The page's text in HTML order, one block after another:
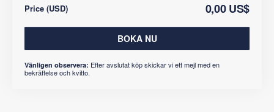
Price (USD) 0,00 US$
BOKA NU
Vänligen observera: Efter avslutat köp skickar vi ett mejl med en
bekräftelse och kvitto.